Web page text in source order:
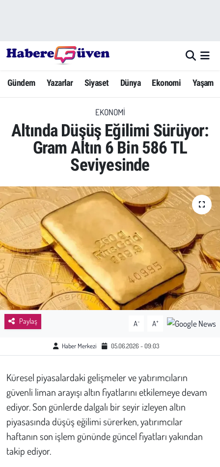
Gündem Yazarlar Siyaset Dünya Ekonomi Yaşam
EKONOMI
Altında Düşüş Eğilimi Sürüyor:
Gram Altın 6 Bin 586 TL
Seviyesinde
Paylaş A- A+
Haber Merkezi 05.06.2026 - 09:03
Küresel piyasalardaki gelişmeler ve yatırımcıların
güvenli liman arayışı altın fiyatlarını etkilemeye devam
ediyor. Son günlerde dalgalı bir seyir izleyen altın
piyasasında düşüş eğilimi sürerken, yatırımcılar
haftanın son işlem gününde güncel fiyatları yakından
takip ediyor.
Yazarlar
Dünya
Ekonomi
Yerel Haberler
Eğitim
Sağlık
Kadın
Emek
Spor
Bilim - Teknoloji
İnsan Hakları
Hayvan Hakları
Hava Durumu
Trafik Durumu
Süper Lig Puan Durumu ve Fikstür
Tüm Manşetler
Son Dakika Haberleri
Haber Arşivi